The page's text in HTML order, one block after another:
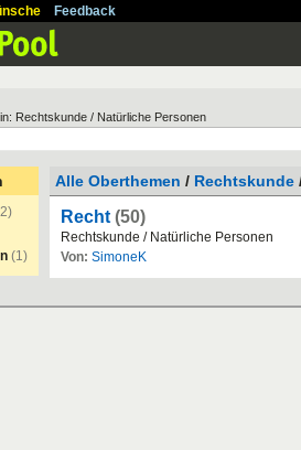
Feedback
Rechtskunde / Natürliche Personen
(1)
Alle Oberthemen / Rechtskunde
Recht (50)
Rechtskunde / Natürliche Personen
Von: SimoneK